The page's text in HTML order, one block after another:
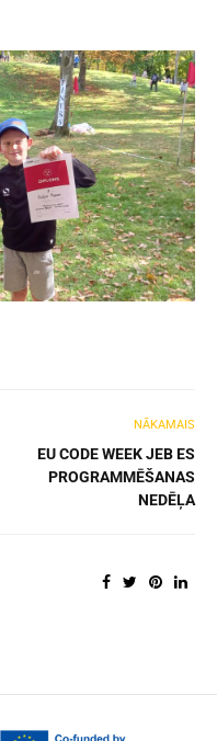
NĀKAMAIS
EU CODE WEEK JEB ES
PROGRAMMĒŠANAS
NEDĒĻA